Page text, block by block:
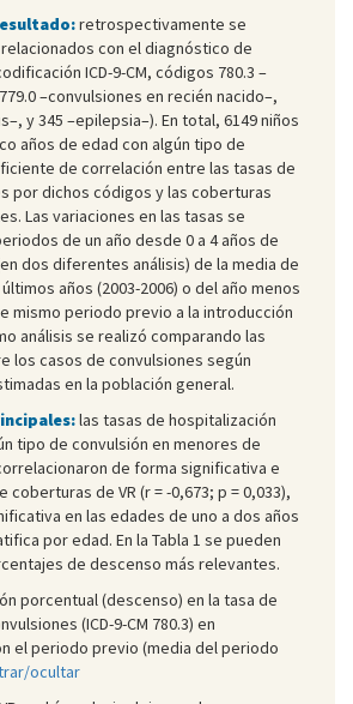
retrospectivamente se
con el diagnóstico de
ICD-9-CM, códigos 780.3 –
–convulsiones en recién nacido–,
y 345 –epilepsia–). En total, 6149 niños
años de edad con algún tipo de
de correlación entre las tasas de
por dichos códigos y las coberturas
Las variaciones en las tasas se
de un año desde 0 a 4 años de
dos diferentes análisis) de la media de
años (2003-2006) o del año menos
mismo periodo previo a la introducción
análisis se realizó comparando las
los casos de convulsiones según
en la población general.
las tasas de hospitalización
tipo de convulsión en menores de
de forma significativa e
coberturas de VR (r = -0,673; p = 0,033),
en las edades de uno a dos años
por edad. En la Tabla 1 se pueden
de descenso más relevantes.
porcentual (descenso) en la tasa de
(ICD-9-CM 780.3) en
el periodo previo (media del periodo
ocultar